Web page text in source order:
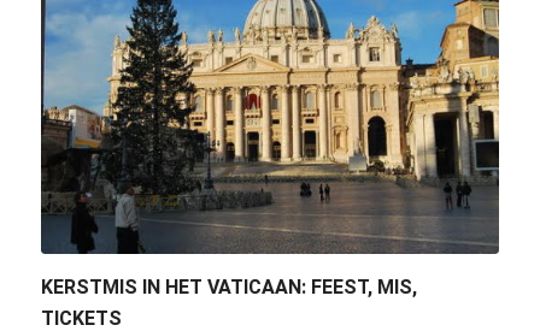
KERSTMIS IN HET VATICAAN: FEEST, MIS,
TICKETS